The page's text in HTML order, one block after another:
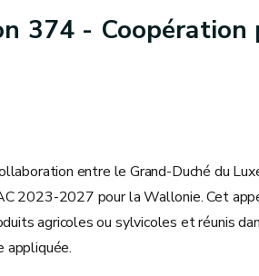
374 -
entre le Grand-Duché du
2023-2027 pour la Wallonie. Cet
agricoles ou sylvicoles et réunis
appliquée.